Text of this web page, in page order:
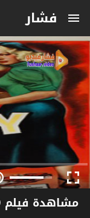
فشار
مشاهدة فيلم Gun Crazy 1950 مترجم